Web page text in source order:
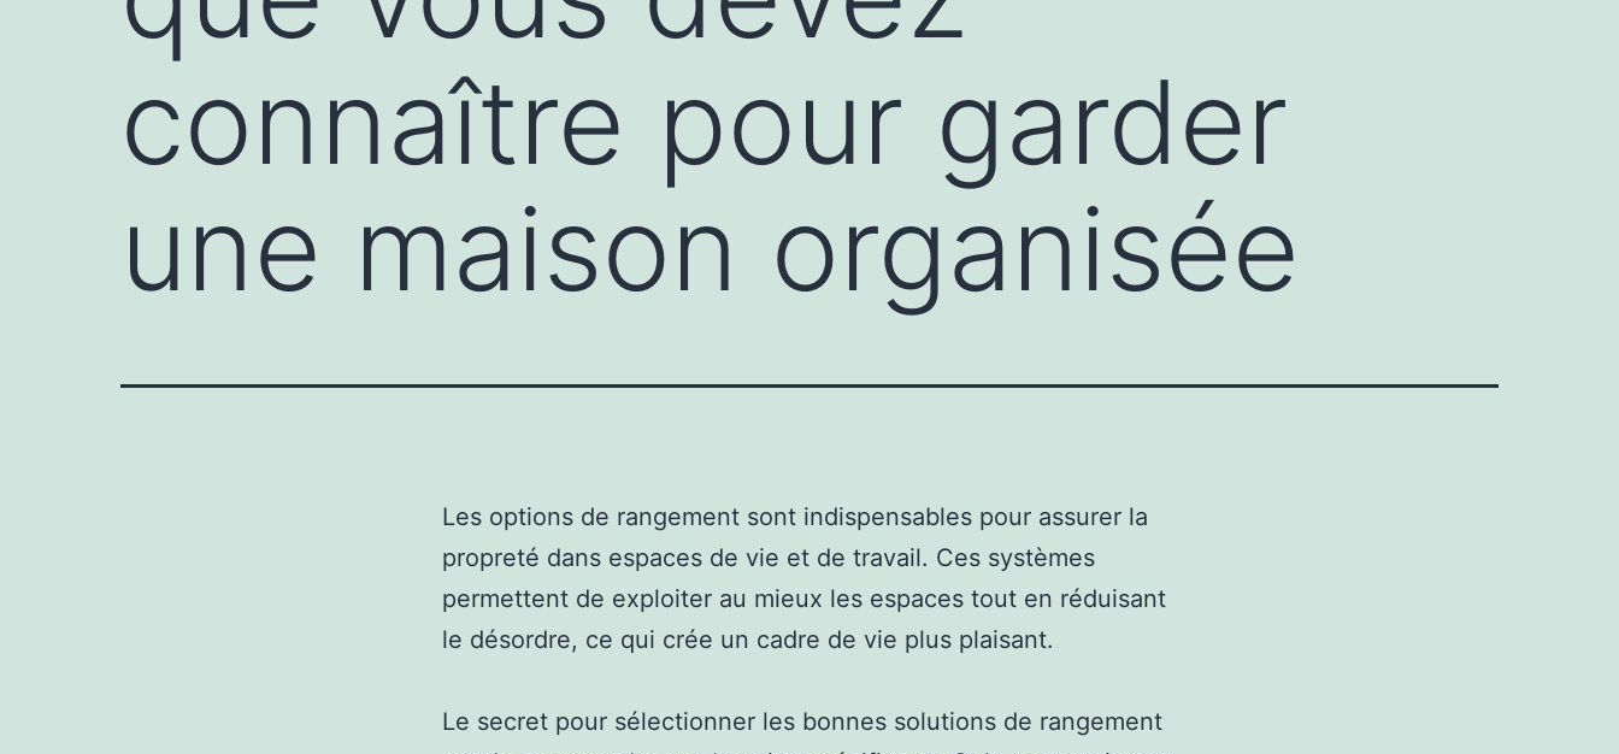
connaître pour garder
une maison organisée
Les options de rangement sont indispensables pour assurer la
propreté dans espaces de vie et de travail. Ces systèmes
permettent de exploiter au mieux les espaces tout en réduisant
le désordre, ce qui crée un cadre de vie plus plaisant.
Le secret pour sélectionner les bonnes solutions de rangement